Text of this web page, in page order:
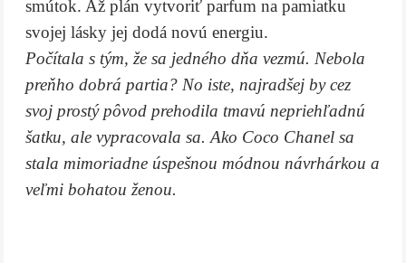
smútok. Až plán vytvoriť parfum na pamiatku
svojej lásky jej dodá novú energiu.
Počítala s tým, že sa jedného dňa vezmú. Nebola
preňho dobrá partia? No iste, najradšej by cez
svoj prostý pôvod prehodila tmavú nepriehľadnú
šatku, ale vypracovala sa. Ako Coco Chanel sa
stala mimoriadne úspešnou módnou návrhárkou a
veľmi bohatou ženou.